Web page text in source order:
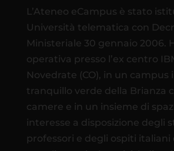
L’Ateneo eCampus è stato
Università telematica con
Ministeriale 30 gennaio 2006.
operativa presso l’ex centro
Novedrate (CO), in un campus
tranquillo verde della Brianza
camere e in un insieme di
interesse a disposizione degli
professori e degli ospiti italiani